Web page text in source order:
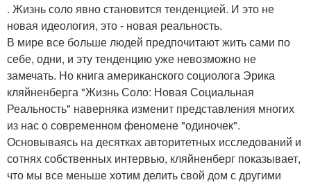
. Жизнь соло явно становится тенденцией. И это не
новая идеология, это - новая реальность.
В мире все больше людей предпочитают жить сами по
себе, одни, и эту тенденцию уже невозможно не
замечать. Но книга американского социолога Эрика
кляйненберга "Жизнь Соло: Новая Социальная
Реальность" наверняка изменит представления многих
из нас о современном феномене "одиночек".
Основываясь на десятках авторитетных исследований и
сотнях собственных интервью, кляйненберг показывает,
что мы все меньше хотим делить свой дом с другими